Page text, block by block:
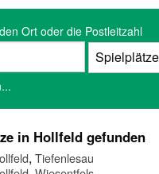
Ort oder die Postleitzahl
in Hollfeld gefunden
, Tiefenlesau